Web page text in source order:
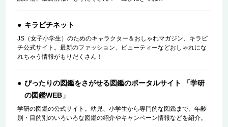
キラピチネット
JS（女子小学生）のためのキャラクター＆おしゃれマガジン、キラピ
チ公式サイト。最新のファッション、ビューティーなどおしゃれにな
れちゃう情報がもりだくさん！
ぴったりの図鑑をさがせる図鑑のポータルサイト 「学研
の図鑑WEB」
学研の図鑑の公式サイト。幼児、小学生から専門的な図鑑まで、年齢
別・目的別のいろいろな図鑑の紹介やキャンペーン情報などを紹介。